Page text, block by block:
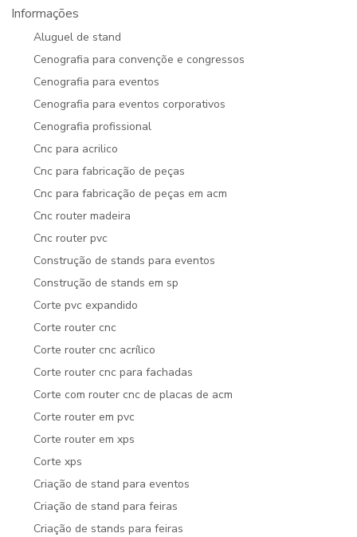
Informações
Aluguel de stand
Cenografia para convençõe e congressos
Cenografia para eventos
Cenografia para eventos corporativos
Cenografia profissional
Cnc para acrilico
Cnc para fabricação de peças
Cnc para fabricação de peças em acm
Cnc router madeira
Cnc router pvc
Construção de stands para eventos
Construção de stands em sp
Corte pvc expandido
Corte router cnc
Corte router cnc acrílico
Corte router cnc para fachadas
Corte com router cnc de placas de acm
Corte router em pvc
Corte router em xps
Corte xps
Criação de stand para eventos
Criação de stand para feiras
Criação de stands para feiras